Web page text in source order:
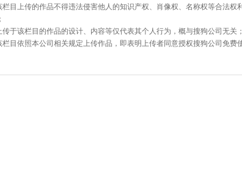
栏目上传的作品不得违法侵害他人的知识产权、肖像权、名称权等合法权
于该栏目的作品的设计、内容等仅代表其个人行为，概与搜狗公司无关；
栏目依照本公司相关规定上传作品，即表明上传者同意授权搜狗公司免费